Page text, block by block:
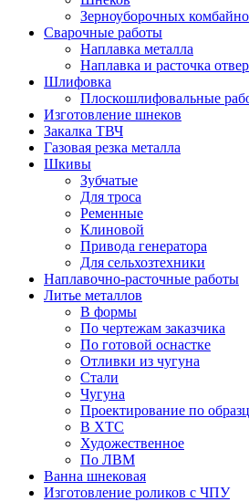
Зерноуборочных
Сварочные работы
Наплавка металла
Наплавка и расточка
Шлифовка
Плоскошлифовальные
Изготовление шнеков
Закалка ТВЧ
Газовая резка металла
Шкивы
Зубчатые
Для троса
Ременные
Клиновой
Привода генератора
Для сельхозтехники
Наплавочно-расточные работы
Литье металлов
В формы
По чертежам заказчика
По готовой оснастке
Отливки из чугуна
Стали
Чугуна
Проектирование по
В ХТС
Художественное
По ЛВМ
Ванна шнековая
Изготовление роликов с ЧПУ